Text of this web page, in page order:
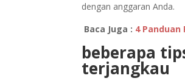
dengan anggaran Anda.
Baca Juga : 4
beberapa
terjangkau